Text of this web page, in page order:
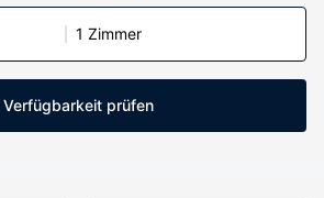
1 Zimmer
Verfügbarkeit prüfen